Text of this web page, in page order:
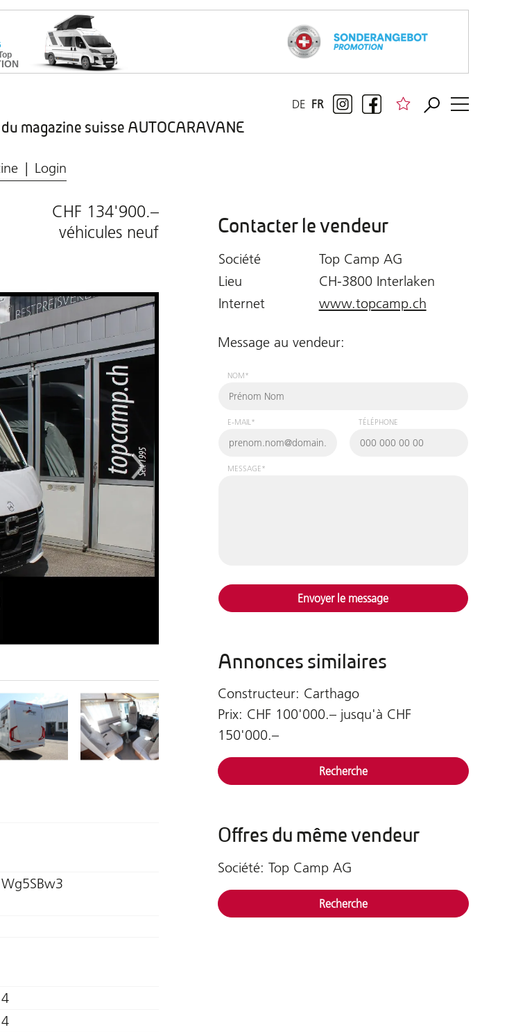
magazine suisse AUTOCARAVANE
FR
DE
Login
CHF 134'900.–
véhicules neuf
Wg5SBw3
4
4
Contacter le vendeur
Société
Top Camp AG
Lieu
CH-3800 Interlaken
Internet
www.topcamp.ch
Message au vendeur:
NOM*
E-MAIL* TÉLÉPHONE
MESSAGE*
Envoyer le message
Annonces similaires
Constructeur: Carthago
Prix: CHF 100'000.– jusqu'à CHF
150'000.–
Recherche
Offres du même vendeur
Société: Top Camp AG
Recherche